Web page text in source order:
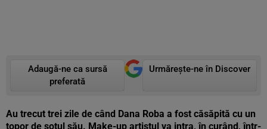
Adaugă-ne ca sursă
preferată
Urmărește-ne în Discover
Au trecut trei zile de când Dana Roba a fost căsăpită cu un
topor de soțul său. Make-up artistul va intra, în curând, într-